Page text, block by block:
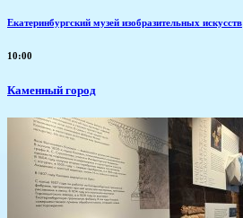
Екатеринбургский музей изобразительных искусств
10:00
Каменный город